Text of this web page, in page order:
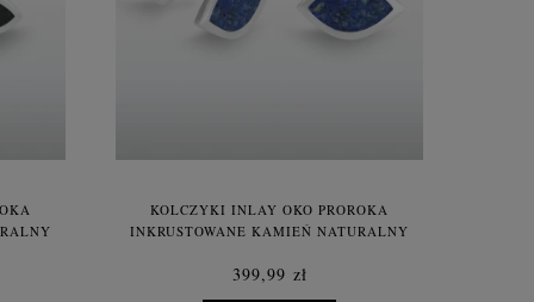
KOLCZYKI INLAY OKO PROROKA
INKRUSTOWANE KAMIEŃ NATURALNY
399,99 zł